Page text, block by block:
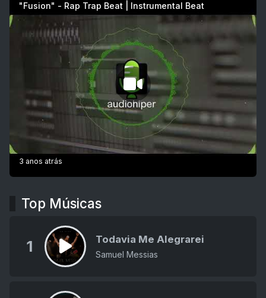
"Fusion" - Rap Trap Beat | Instrumental Beat
3 anos atrás
Top Músicas
1 Todavia Me Alegrarei
Samuel Messias